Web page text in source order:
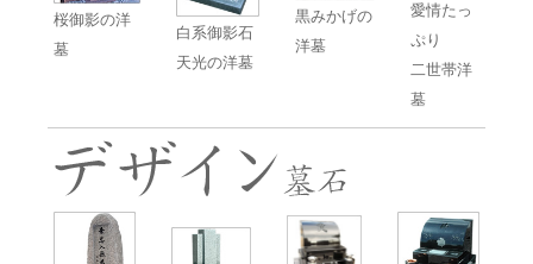
桜御影の洋
墓
白系御影石
天光の洋墓
黒みかげの
洋墓
愛情たっ
ぷり
二世帯洋
墓